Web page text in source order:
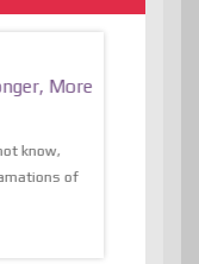
More
know,
of